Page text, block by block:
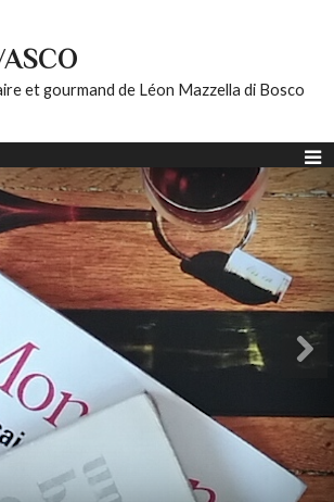
et gourmand de Léon Mazzella di Bosco